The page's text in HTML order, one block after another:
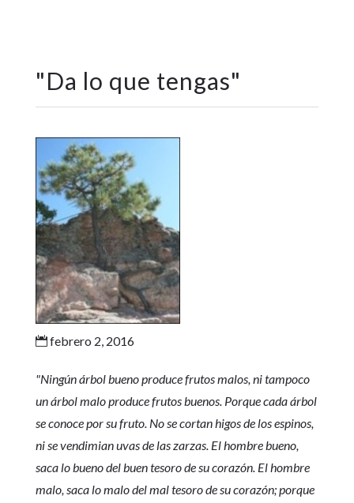
"Da lo que tengas"
febrero 2, 2016
"Ningún árbol bueno produce frutos malos, ni tampoco
un árbol malo produce frutos buenos. Porque cada árbol
se conoce por su fruto. No se cortan higos de los espinos,
ni se vendimian uvas de las zarzas. El hombre bueno,
saca lo bueno del buen tesoro de su corazón. El hombre
malo, saca lo malo del mal tesoro de su corazón; porque